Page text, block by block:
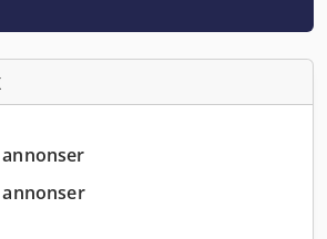
annonser
annonser